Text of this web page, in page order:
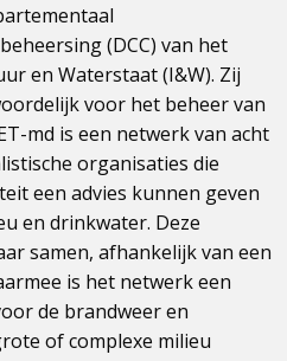
(DCC) van het
en Waterstaat (I&W). Zij
voor het beheer van
md is een netwerk van acht
organisaties die
een advies kunnen geven
en drinkwater. Deze
samen, afhankelijk van een
is het netwerk een
de brandweer en
of complexe milieu